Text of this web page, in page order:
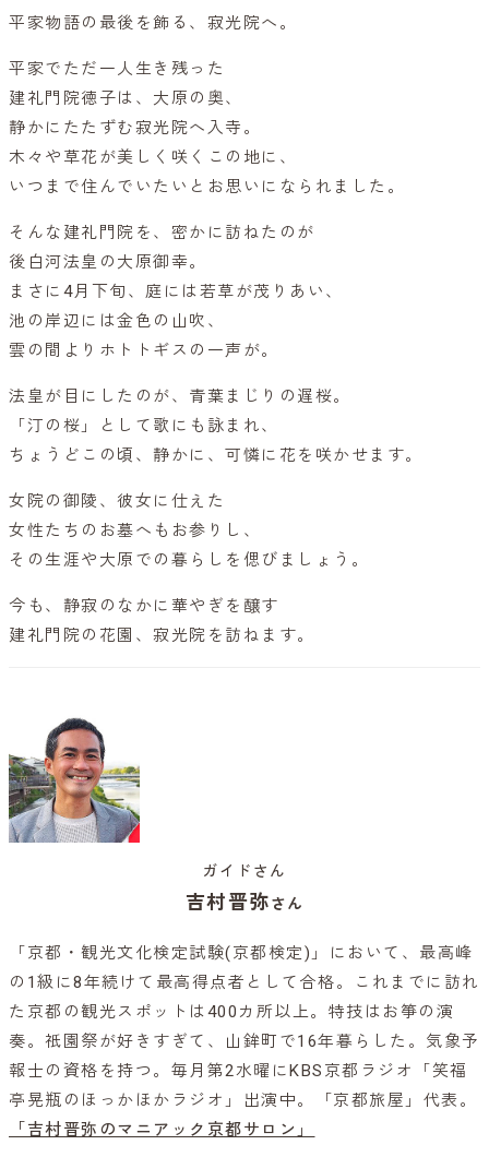
平家物語の最後を飾る、寂光院へ。
平家でただ一人生き残った
建礼門院徳子は、大原の奥、
静かにたたずむ寂光院へ入寺。
木々や草花が美しく咲くこの地に、
いつまで住んでいたいとお思いになられました。
そんな建礼門院を、密かに訪ねたのが
後白河法皇の大原御幸。
まさに4月下旬、庭には若草が茂りあい、
池の岸辺には金色の山吹、
雲の間よりホトトギスの一声が。
法皇が目にしたのが、青葉まじりの遅桜。
「汀の桜」として歌にも詠まれ、
ちょうどこの頃、静かに、可憐に花を咲かせます。
女院の御陵、彼女に仕えた
女性たちのお墓へもお参りし、
その生涯や大原での暮らしを偲びましょう。
今も、静寂のなかに華やぎを醸す
建礼門院の花園、寂光院を訪ねます。
ガイドさん
吉村晋弥さん
「京都・観光文化検定試験(京都検定)」において、最高峰
の1級に8年続けて最高得点者として合格。これまでに訪れ
た京都の観光スポットは400カ所以上。特技はお箏の演
奏。祇園祭が好きすぎて、山鉾町で16年暮らした。気象予
報士の資格を持つ。毎月第2水曜にKBS京都ラジオ「笑福
亭晃瓶のほっかほかラジオ」出演中。「京都旅屋」代表。
「吉村晋弥のマニアック京都サロン」